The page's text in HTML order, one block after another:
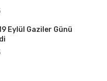
Eylül Gaziler Günü